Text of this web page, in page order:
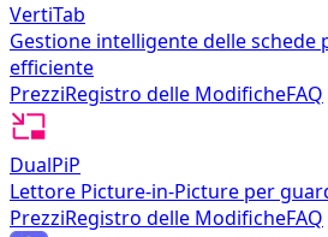
VertiTab
Gestione intelligente delle schede
efficiente
PrezziRegistro delle ModificheFAQ
DualPiP
Lettore Picture-in-Picture per
PrezziRegistro delle ModificheFAQ